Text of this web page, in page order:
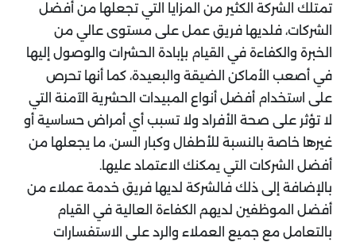
تمتلك الشركة الكثير من المزايا التي تجعلها من أفضل
الشركات، فلديها فريق عمل على مستوى عالي من
الخبرة والكفاءة في القيام بإبادة الحشرات والوصول إليها
في أصعب الأماكن الضيقة والبعيدة، كما أنها تحرص
على استخدام أفضل أنواع المبيدات الحشرية الآمنة التي
لا تؤثر على صحة الأفراد ولا تسبب أي أمراض حساسية أو
غيرها خاصة بالنسبة للأطفال وكبار السن، ما يجعلها من
أفضل الشركات التي يمكنك الاعتماد عليها.
بالإضافة إلى ذلك فالشركة لديها فريق خدمة عملاء من
أفضل الموظفين لديهم الكفاءة العالية في القيام
بالتعامل مع جميع العملاء والرد على الاستفسارات